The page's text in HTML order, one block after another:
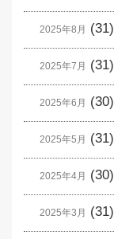
2025年8月 (31)
2025年7月 (31)
2025年6月 (30)
2025年5月 (31)
2025年4月 (30)
2025年3月 (31)